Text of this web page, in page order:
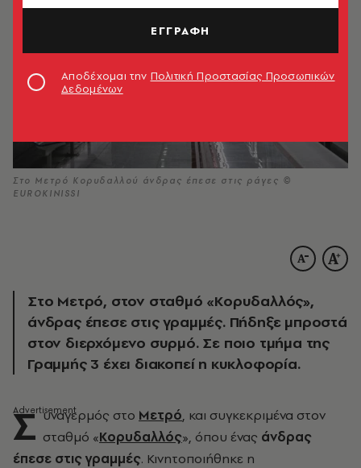
Στο Μετρό Κορυδαλλού άνδρας έπεσε στις ράγες ©
EUROKINISSI
Στο Μετρό, στον σταθμό «Κορυδαλλός»,
άνδρας έπεσε στις γραμμές. Πήδηξε μπροστά
στον διερχόμενο συρμό. Σε ποιο τμήμα της
Γραμμής 3 έχει διακοπεί η κυκλοφορία.
Σ υναγερμός στο Μετρό, και συγκεκριμένα στον
σταθμό «Κορυδαλλός», όπου ένας άνδρας
έπεσε στις γραμμές. Κινητοποιήθηκε η
ΕΓΓΡΑΦΗ
Αποδέχομαι την Πολιτική Προστασίας Προσωπικών
Δεδομένων